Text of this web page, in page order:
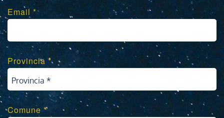
Email *
Provincia *
Provincia *
Comune *